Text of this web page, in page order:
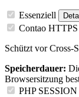
Essenziell
Contao
Schützt vor Cross-
Speicherdauer:
Browsersitzung
PHP